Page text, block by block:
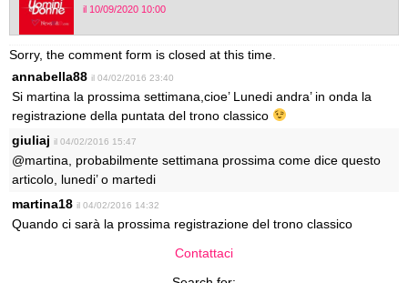
il 10/09/2020 10:00
Sorry, the comment form is closed at this time.
annabella88 il 04/02/2016 23:40
Si martina la prossima settimana,cioe’ Lunedi andra’ in onda la
registrazione della puntata del trono classico
giuliaj il 04/02/2016 15:47
@martina, probabilmente settimana prossima come dice questo
articolo, lunedi’ o martedi
martina18 il 04/02/2016 14:32
Quando ci sarà la prossima registrazione del trono classico
Contattaci